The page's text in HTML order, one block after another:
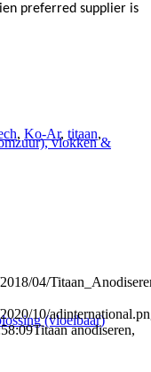
vlokken &
(vloeibaar)
preferred supplier is
, Ko-Ar, titaan,
04/
10/
Titaan anodiseren,